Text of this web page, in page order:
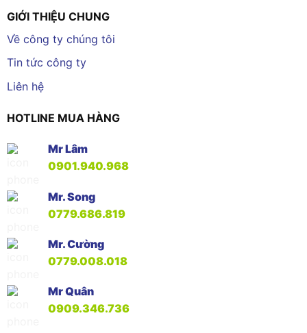
GIỚI THIỆU CHUNG
Về công ty chúng tôi
Tin tức công ty
Liên hệ
HOTLINE MUA HÀNG
Mr Lâm
0901.940.968
Mr. Song
0779.686.819
Mr. Cường
0779.008.018
Mr Quân
0909.346.736